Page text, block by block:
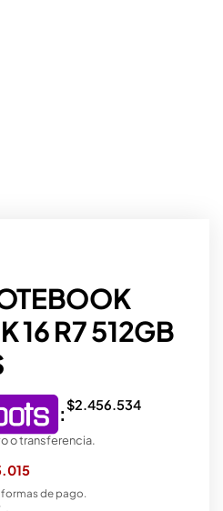
16 R7 512GB
:$2.456.534
o transferencia.
de pago.